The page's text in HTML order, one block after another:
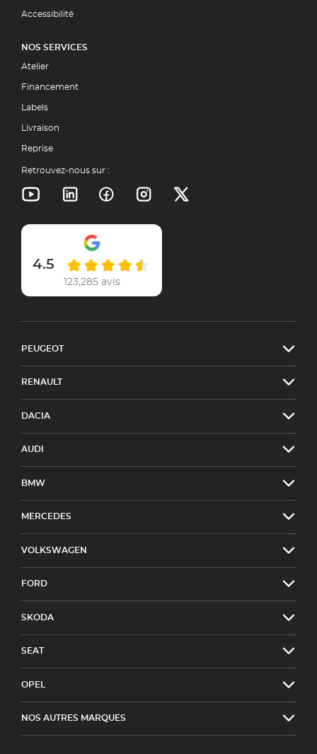
Accessibilité
NOS SERVICES
Atelier
Financement
Labels
Livraison
Reprise
Retrouvez-nous sur :
4.5
123,285 avis
PEUGEOT
RENAULT
DACIA
AUDI
BMW
MERCEDES
VOLKSWAGEN
FORD
SKODA
SEAT
OPEL
NOS AUTRES MARQUES